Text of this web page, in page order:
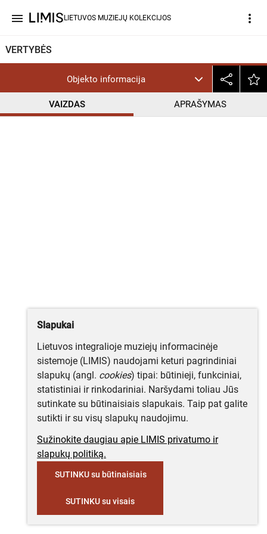
menu LIETUVOS MUZIEJŲ KOLEKCIJOS more_vert
VERTYBĖS
Objekto informacija
VAIZDAS APRAŠYMAS
CC BY-NC-ND
Slapukai
Lietuvos integralioje muziejų informacinėje
sistemoje (LIMIS) naudojami keturi pagrindiniai
slapukų (angl. cookies) tipai: būtinieji, funkciniai,
statistiniai ir rinkodariniai. Naršydami toliau Jūs
sutinkate su būtinaisiais slapukais. Taip pat galite
sutikti ir su visų slapukų naudojimu.
Sužinokite daugiau apie LIMIS privatumo ir
slapukų politiką.
SUTINKU su būtinaisiais
SUTINKU su visais